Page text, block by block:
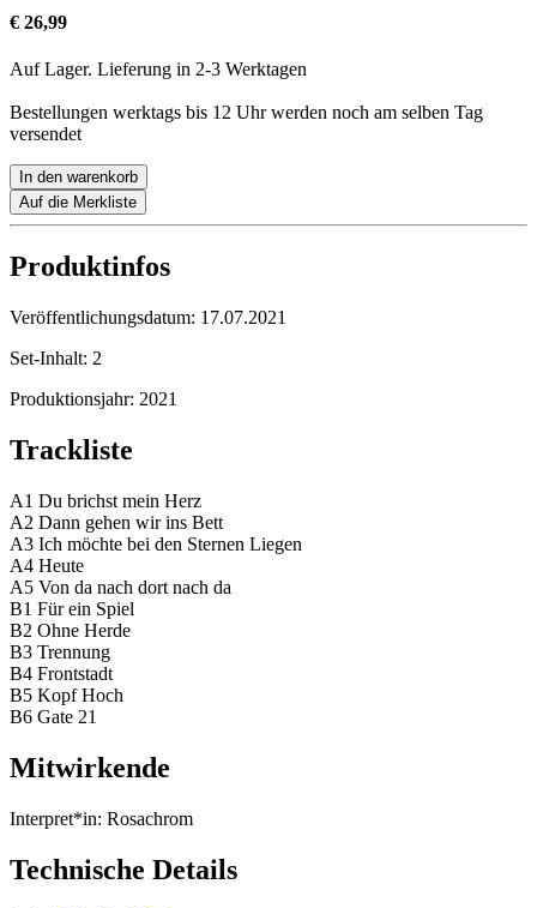
€ 26,99
Auf Lager. Lieferung in 2-3 Werktagen
Bestellungen werktags bis 12 Uhr werden noch am selben Tag
versendet
In den warenkorb
Auf die Merkliste
Produktinfos
Veröffentlichungsdatum: 17.07.2021
Set-Inhalt: 2
Produktionsjahr: 2021
Trackliste
A1 Du brichst mein Herz
A2 Dann gehen wir ins Bett
A3 Ich möchte bei den Sternen Liegen
A4 Heute
A5 Von da nach dort nach da
B1 Für ein Spiel
B2 Ohne Herde
B3 Trennung
B4 Frontstadt
B5 Kopf Hoch
B6 Gate 21
Mitwirkende
Interpret*in: Rosachrom
Technische Details